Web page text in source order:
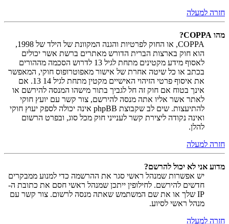
חזרה למעלה
מהו COPPA?
COPPA, או החוק לפרטיות והגנה המקוונת של הילד של 1998,
הוא חוק בארצות הברית הדורש מאתרים ברשת אשר יכולים
לאסוף מידע מקטינים מתחת לגיל 13 לדרוש הסכמה מההורים
בכתב או כל שיטה אחרת של אישור מאפוטרופוס חוקי, המאפשר
את איסוף פרטי הזיהוי האישיים מקטין מתחת לגיל 14 13. אם
אינך בטוח אם חוק זה חל לגביך בתור מישהו המנסה להירשם או
לאתר אשר אליו אתה מנסה להירשם, צור קשר עם יועץ חוקי
להתיעצות. שים לב שקבוצת phpBB אינה יכולה לספק יעוץ חוקי
ואינה נקודה ליצירת קשר לענייני חוק מכל סוג, ובפרט הרשום
להלן.
חזרה למעלה
מדוע אני לא יכול להרשם?
יש אפשרות שמנהל ראשי סגר את ההרשמה כדי למנוע ממבקרים
חדשים להירשם. לחילופין ייתכן שמנהל ראשי חסם את כתובת ה-
IP שלך או את שם המשתמש שאתה מנסה לרשום. צור קשר עם
מנהל ראשי לסיוע.
חזרה למעלה